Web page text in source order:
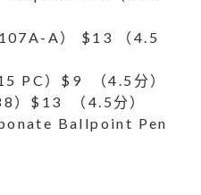
A） $13 （4.5
PC）$9 （4.5分）
）$13 （4.5分）
Ballpoint Pen